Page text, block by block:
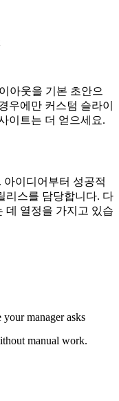
아웃을 기본 초안으
우에만 커스텀 슬라이
이트는 더 얻으세요.
아이디어부터 성공적
리스를 담당합니다. 다
데 열정을 가지고 있습
manager asks
manual work.